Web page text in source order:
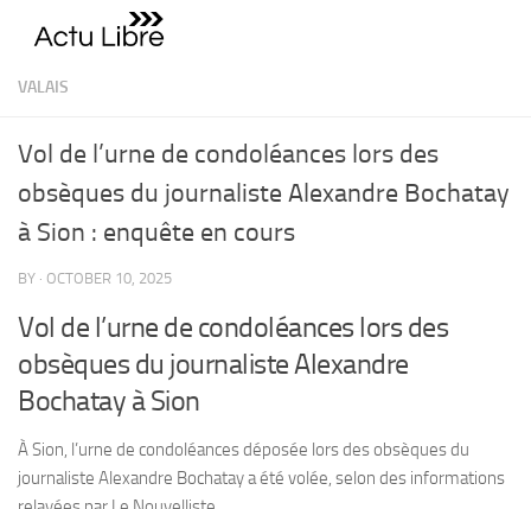
Skip to content
VALAIS
Vol de l’urne de condoléances lors des
obsèques du journaliste Alexandre Bochatay
à Sion : enquête en cours
BY · OCTOBER 10, 2025
Vol de l’urne de condoléances lors des
obsèques du journaliste Alexandre
Bochatay à Sion
À Sion, l’urne de condoléances déposée lors des obsèques du
journaliste Alexandre Bochatay a été volée, selon des informations